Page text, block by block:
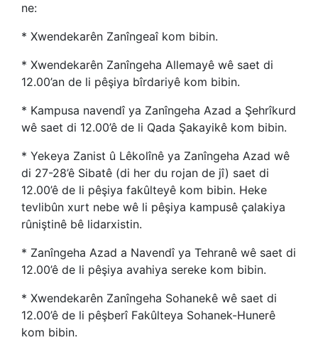
ne:
* Xwendekarên Zanîngeaî kom bibin.
* Xwendekarên Zanîngeha Allemayê wê saet di
12.00’an de li pêşiya bîrdariyê kom bibin.
* Kampusa navendî ya Zanîngeha Azad a Şehrîkurd
wê saet di 12.00’ê de li Qada Şakayikê kom bibin.
* Yekeya Zanist û Lêkolînê ya Zanîngeha Azad wê
di 27-28’ê Sibatê (di her du rojan de jî) saet di
12.00’ê de li pêşiya fakûlteyê kom bibin. Heke
tevlibûn xurt nebe wê li pêşiya kampusê çalakiya
rûniştinê bê lidarxistin.
* Zanîngeha Azad a Navendî ya Tehranê wê saet di
12.00’ê de li pêşiya avahiya sereke kom bibin.
* Xwendekarên Zanîngeha Sohanekê wê saet di
12.00’ê de li pêşberî Fakûlteya Sohanek-Hunerê
kom bibin.